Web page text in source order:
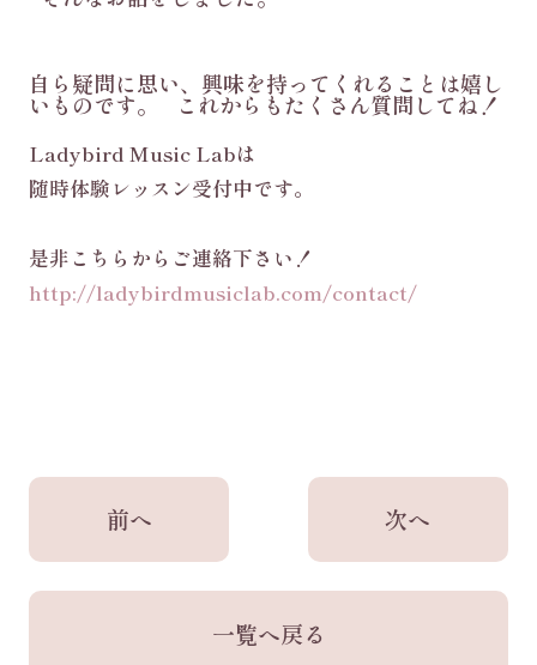
自ら疑問に思い、興味を持ってくれることは嬉し
いものです。 これからもたくさん質問してね！
Ladybird Music Labは
随時体験レッスン受付中です。
是非こちらからご連絡下さい！
http://ladybirdmusiclab.com/contact/
前へ
一覧へ戻る
次へ